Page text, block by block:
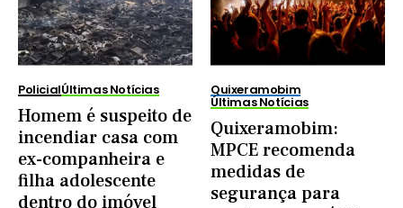
PolicialÚltimas Notícias
Homem é suspeito de
incendiar casa com
ex-companheira e
filha adolescente
dentro do imóvel
Quixeramobim
Últimas Notícias
Quixeramobim:
MPCE recomenda
medidas de
segurança para